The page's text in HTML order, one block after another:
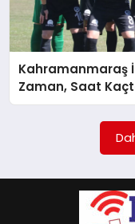
GÖKSUN
TÜRKOĞLU
Kahramanmaraş
Zaman, Saat